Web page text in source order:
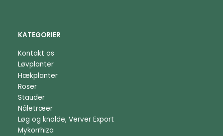
KATEGORIER
Kontakt os
Løvplanter
Hækplanter
Roser
Stauder
Nåletræer
Løg og knolde, Verver Export
Mykorrhiza